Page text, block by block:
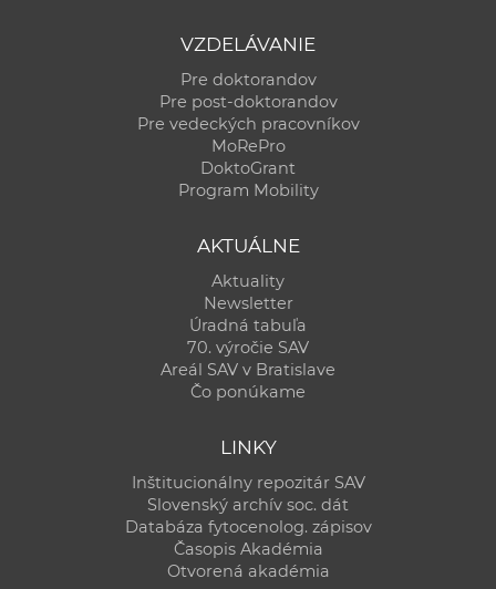
VZDELÁVANIE
Pre doktorandov
Pre post-doktorandov
Pre vedeckých pracovníkov
MoRePro
DoktoGrant
Program Mobility
AKTUÁLNE
Aktuality
Newsletter
Úradná tabuľa
70. výročie SAV
Areál SAV v Bratislave
Čo ponúkame
LINKY
Inštitucionálny repozitár SAV
Slovenský archív soc. dát
Databáza fytocenolog. zápisov
Časopis Akadémia
Otvorená akadémia